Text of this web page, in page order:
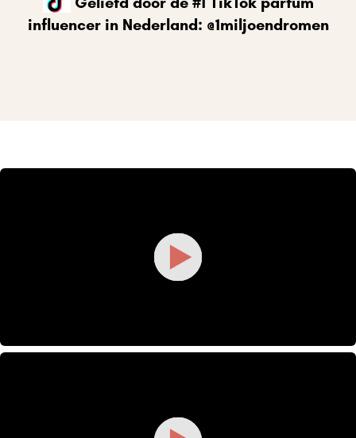
influencer in Nederland: @1miljoendromen